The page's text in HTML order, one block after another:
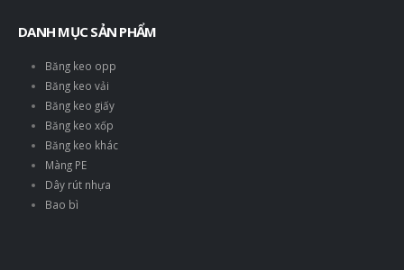
DANH MỤC SẢN PHẨM
Băng keo opp
Băng keo vải
Băng keo giấy
Băng keo xốp
Băng keo khác
Màng PE
Dây rút nhựa
Bao bì